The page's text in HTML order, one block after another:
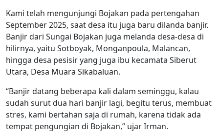
Kami telah mengunjungi Bojakan pada pertengahan
September 2025, saat desa itu juga baru dilanda banjir.
Banjir dari Sungai Bojakan juga melanda desa-desa di
hilirnya, yaitu Sotboyak, Monganpoula, Malancan,
hingga desa pesisir yang juga ibu kecamata Siberut
Utara, Desa Muara Sikabaluan.
“Banjir datang beberapa kali dalam seminggu, kalau
sudah surut dua hari banjir lagi, begitu terus, membuat
stres, kami bertahan saja di rumah, karena tidak ada
tempat pengungian di Bojakan,” ujar Irman.